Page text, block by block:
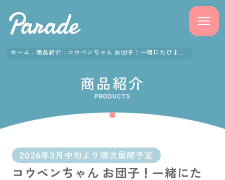
よくある質問
会社概要
採用情報
ホーム 商品紹介 コウペンちゃん お団子！一緒にたびよ～マスコット
商品紹介
PRODUCTS
2026年3月中旬より順次展開予定
コウペンちゃん お団子！一緒にた